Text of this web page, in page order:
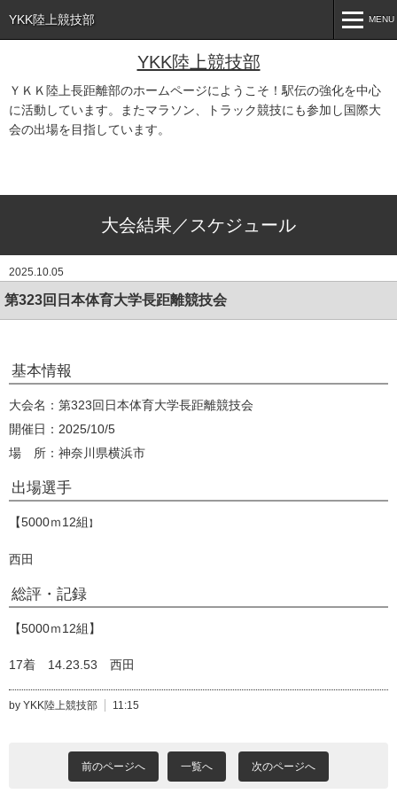
YKK陸上競技部
YKK陸上競技部
ＹＫＫ陸上長距離部のホームページにようこそ！駅伝の強化を中心
に活動しています。またマラソン、トラック競技にも参加し国際大
会の出場を目指しています。
MENU
MENU
HOME
チームプロフィール
クラブニュース
大会結果／スケジュール
2025.10.05
第323回日本体育大学長距離競技会
基本情報
大会名：第323回日本体育大学長距離競技会
開催日：2025/10/5
場 所：神奈川県横浜市
出場選手
【5000ｍ12組 】
西田
総評・記録
【5000ｍ12組】
17着 14.23.53 西田
by YKK陸上競技部 11:15
前のページへ 一覧へ 次のページへ